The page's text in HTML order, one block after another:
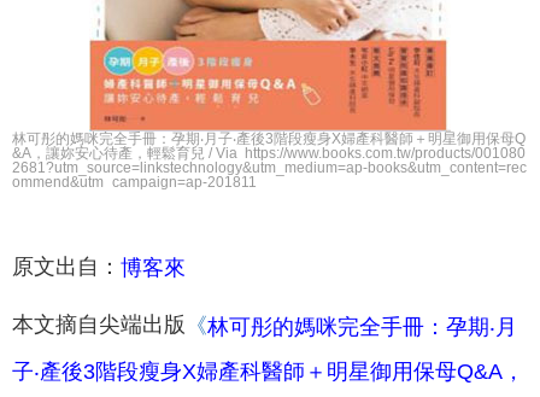
林可彤的媽咪完全手冊：孕期‧月子‧產後3階段瘦身X婦產科醫師＋明星御用保母Q
&A，讓妳安心待產，輕鬆育兒 / Via https://www.books.com.tw/products/001080
2681?utm_source=linkstechnology&utm_medium=ap-books&utm_content=rec
ommend&utm_campaign=ap-201811
原文出自： 博客來
本文摘自尖端出版 《林可彤的媽咪完全手冊：孕期‧月
子‧產後3階段瘦身X婦產科醫師＋明星御用保母Q&A，